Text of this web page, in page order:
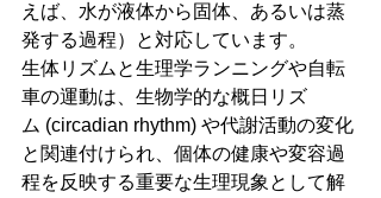
えば、水が液体から固体、あるいは蒸
発する過程）と対応しています。
生体リズムと生理学ランニングや自転
車の運動は、生物学的な概日リズ
ム (circadian rhythm) や代謝活動の変化
と関連付けられ、個体の健康や変容過
程を反映する重要な生理現象として解